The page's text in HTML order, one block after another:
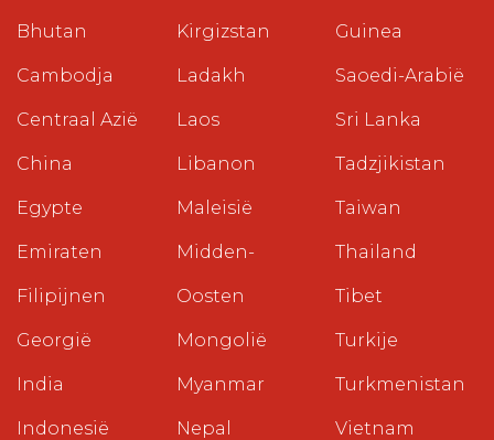
Bhutan
Cambodja
Centraal Azië
China
Egypte
Emiraten
Filipijnen
Georgië
India
Indonesië
Kirgizstan
Ladakh
Laos
Libanon
Maleisië
Midden-
Oosten
Mongolië
Myanmar
Nepal
Guinea
Saoedi-Arabië
Sri Lanka
Tadzjikistan
Taiwan
Thailand
Tibet
Turkije
Turkmenistan
Vietnam